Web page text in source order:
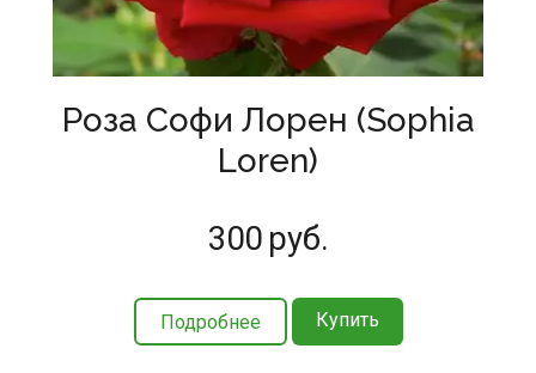
Роза Софи Лорен (Sophia
Loren)
300 руб.
Подробнее Купить